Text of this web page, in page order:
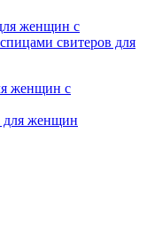
женщин с
свитеров для
женщин с
для женщин